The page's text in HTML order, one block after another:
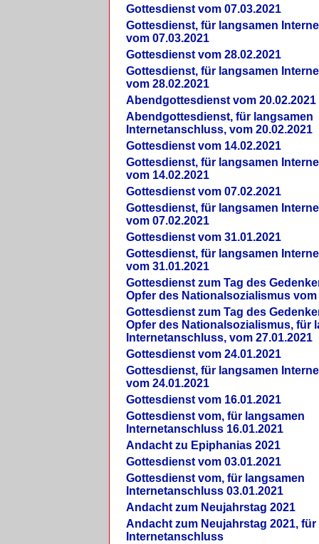
Gottesdienst vom 07.03.2021
Gottesdienst, für langsamen
vom 07.03.2021
Gottesdienst vom 28.02.2021
Gottesdienst, für langsamen
vom 28.02.2021
Abendgottesdienst vom 20.02.2021
Abendgottesdienst, für langsamen
Internetanschluss, vom 20.02.2021
Gottesdienst vom 14.02.2021
Gottesdienst, für langsamen
vom 14.02.2021
Gottesdienst vom 07.02.2021
Gottesdienst, für langsamen
vom 07.02.2021
Gottesdienst vom 31.01.2021
Gottesdienst, für langsamen
vom 31.01.2021
Gottesdienst zum Tag des
Opfer des Nationalsozialismus vom
Gottesdienst zum Tag des
Opfer des Nationalsozialismus, für
Internetanschluss, vom 27.01.2021
Gottesdienst vom 24.01.2021
Gottesdienst, für langsamen
vom 24.01.2021
Gottesdienst vom 16.01.2021
Gottesdienst vom, für langsamen
Internetanschluss 16.01.2021
Andacht zu Epiphanias 2021
Gottesdienst vom 03.01.2021
Gottesdienst vom, für langsamen
Internetanschluss 03.01.2021
Andacht zum Neujahrstag 2021
Andacht zum Neujahrstag 2021,
Internetanschluss